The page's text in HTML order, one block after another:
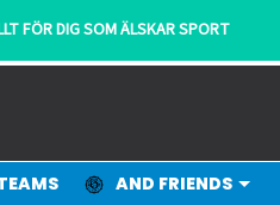
FÖR DIG SOM ÄLSKAR SPORT
AND FRIENDS